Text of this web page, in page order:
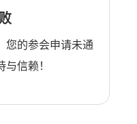
您的参会申请未通
信赖！